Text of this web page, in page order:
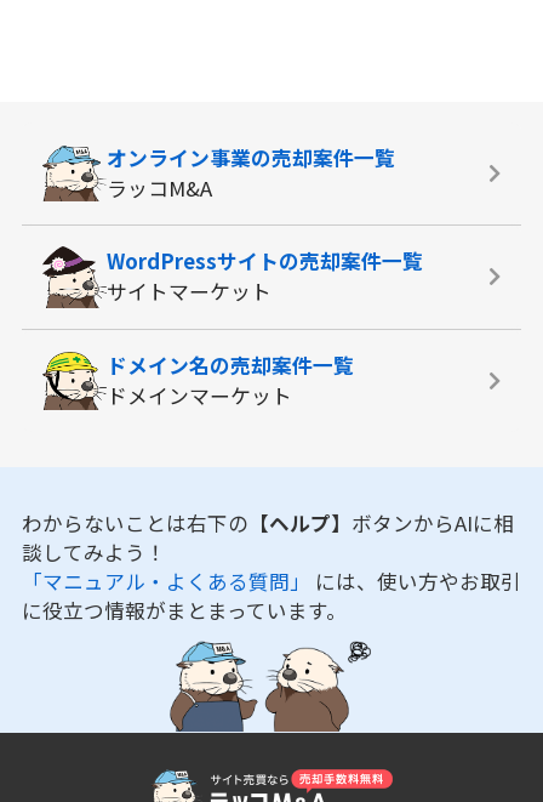
オンライン事業の売却案件一覧
ラッコM&A
WordPressサイトの売却案件一覧
サイトマーケット
ドメイン名の売却案件一覧
ドメインマーケット
わからないことは右下の 【ヘルプ】 ボタンからAIに相
談してみよう！
「マニュアル・よくある質問」 には、使い方やお取引
に役立つ情報がまとまっています。